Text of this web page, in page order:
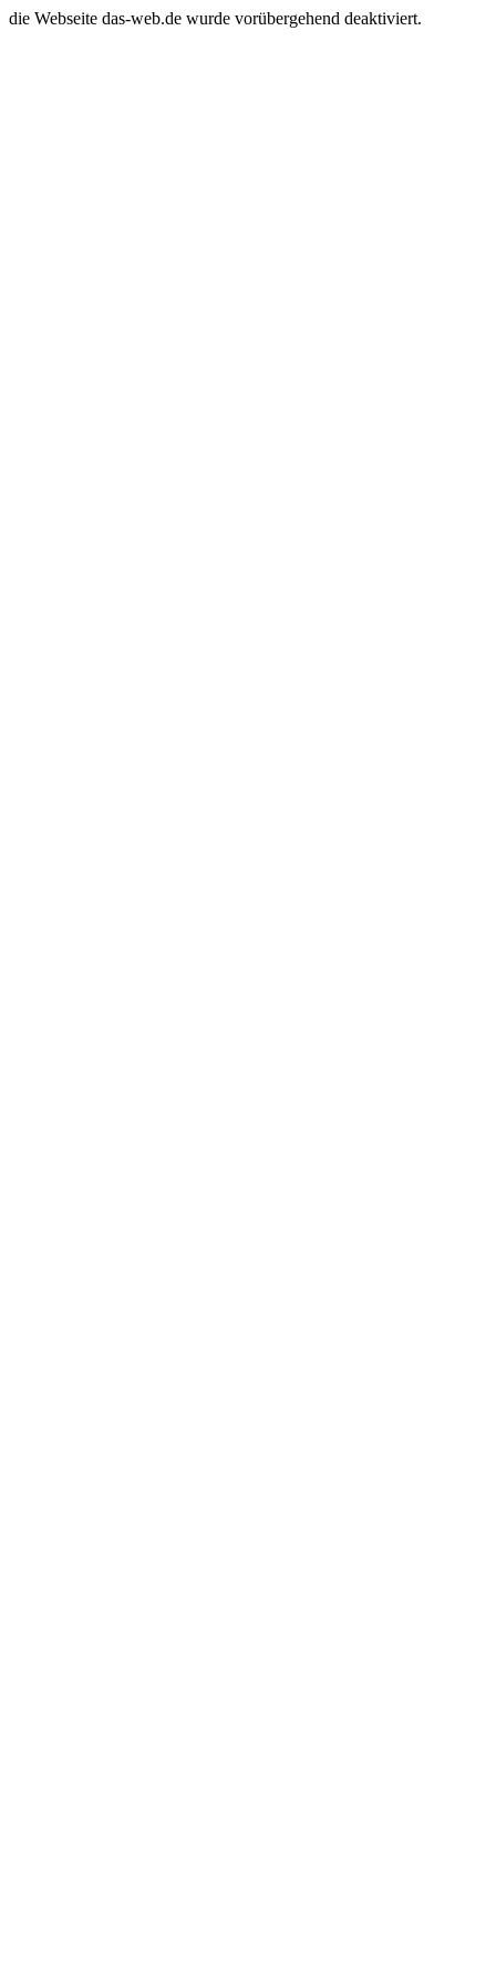
die Webseite das-web.de wurde vorübergehend deaktiviert.